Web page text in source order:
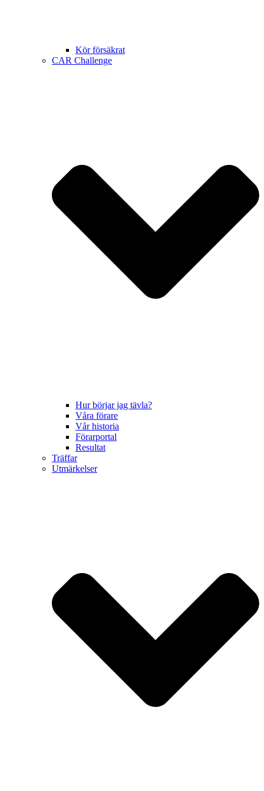
Kör försäkrat
CAR Challenge
Hur börjar jag tävla?
Våra förare
Vår historia
Förarportal
Resultat
Träffar
Utmärkelser